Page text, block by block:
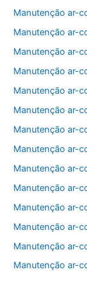
Manutenção ar-
Manutenção ar-
Manutenção ar-
Manutenção ar-
Manutenção ar-
Manutenção ar-
Manutenção ar-
Manutenção ar-
Manutenção ar-
Manutenção ar-
Manutenção ar-
Manutenção ar-
Manutenção ar-
Manutenção ar-